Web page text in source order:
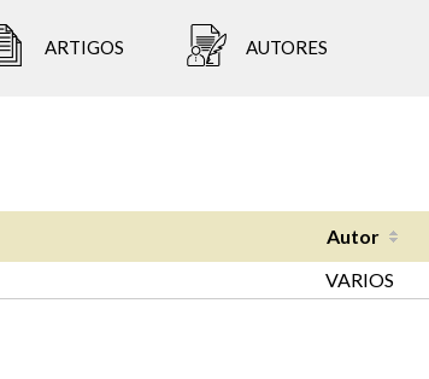
ARTIGOS AUTORES
Autor
VARIOS